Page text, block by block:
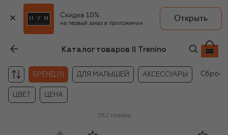
Скидка 10%
на первый заказ в приложении
Открыть
Каталог товаров Il Trenino
БРЕНД (1) ДЛЯ МАЛЫШЕЙ АКСЕССУАРЫ
ЦВЕТ ЦЕНА
382 товара